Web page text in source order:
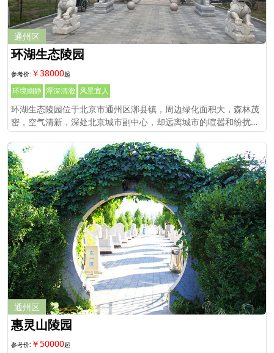
通州区
环湖生态陵园
￥38000
环境幽静 潭深清澈 风景宜人
环湖生态陵园位于北京市通州区漷县镇，周边绿化面积大，森林茂
密，空气清新，深处北京城市副中心，却远离城市的喧嚣和纷扰，
陵园管理规范，规划合理。
通州区
惠灵山陵园
￥50000